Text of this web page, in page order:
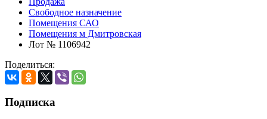
Свободное назначение
Помещения САО
Помещения м Дмитровская
Лот № 1106942
Поделиться:
Подписка